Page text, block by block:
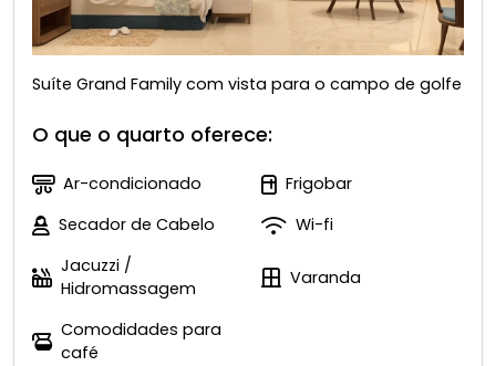
Suíte Grand Family com vista para o campo de golfe
O que o quarto oferece:
Ar-condicionado
Frigobar
Secador de Cabelo
Wi-fi
Jacuzzi /
Hidromassagem
Varanda
Comodidades para
café